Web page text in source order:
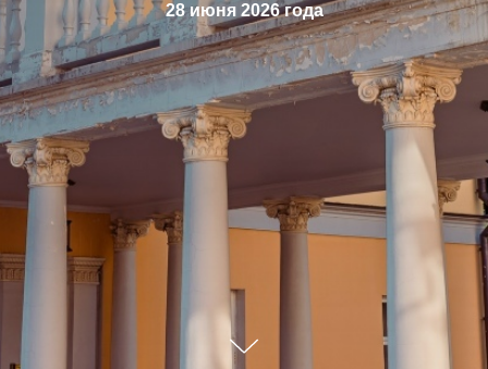
28 июня 2026 года